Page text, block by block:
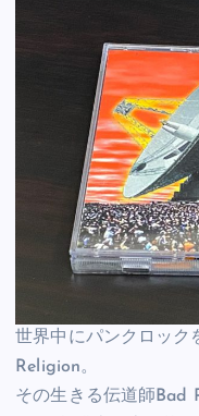
世界中にパンクロック
Religion。
その生きる伝道師Bad